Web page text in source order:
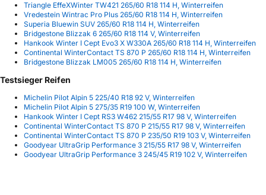
Triangle EffeXWinter TW421 265/60 R18 114 H, Winterreifen
Vredestein Wintrac Pro Plus 265/60 R18 114 H, Winterreifen
Superia Bluewin SUV 265/60 R18 114 H, Winterreifen
Bridgestone Blizzak 6 265/60 R18 114 V, Winterreifen
Hankook Winter I Cept Evo3 X W330A 265/60 R18 114 H, Winterreifen
Continental WinterContact TS 870 P 265/60 R18 114 H, Winterreifen
Bridgestone Blizzak LM005 265/60 R18 114 H, Winterreifen
Testsieger Reifen
Michelin Pilot Alpin 5 225/40 R18 92 V, Winterreifen
Michelin Pilot Alpin 5 275/35 R19 100 W, Winterreifen
Hankook Winter I Cept RS3 W462 215/55 R17 98 V, Winterreifen
Continental WinterContact TS 870 P 215/55 R17 98 V, Winterreifen
Continental WinterContact TS 870 P 235/50 R19 103 V, Winterreifen
Goodyear UltraGrip Performance 3 215/55 R17 98 V, Winterreifen
Goodyear UltraGrip Performance 3 245/45 R19 102 V, Winterreifen